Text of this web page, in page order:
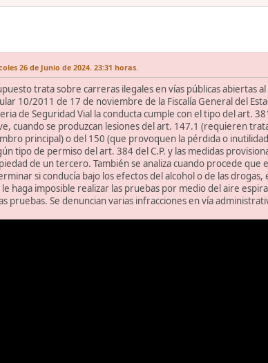
26 de Junio de 2024. 23:31 horas.
trata sobre carreras ilegales en vías públicas abiertas
10/2011 de 17 de noviembre de la Fiscalía General del
de Seguridad Vial la conducta cumple con el tipo del art.
cuando se produzcan lesiones del art. 147.1 (requieren
principal) o del 150 (que provoquen la pérdida o
tipo de permiso del art. 384 del C.P. y las medidas
de un tercero. También se analiza cuando procede
si conducía bajo los efectos del alcohol o de las
haga imposible realizar las pruebas por medio del aire
pruebas. Se denuncian varias infracciones en vía